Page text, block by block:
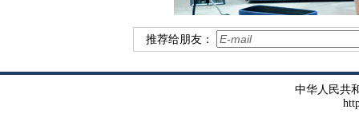
推荐给朋友：
中华人民共